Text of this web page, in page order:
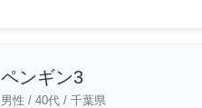
ペンギン3
男性 / 40代 / 千葉県